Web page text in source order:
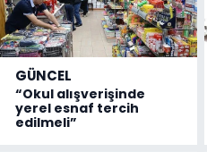
GÜNCEL
“Okul alışverişinde
yerel esnaf tercih
edilmeli”